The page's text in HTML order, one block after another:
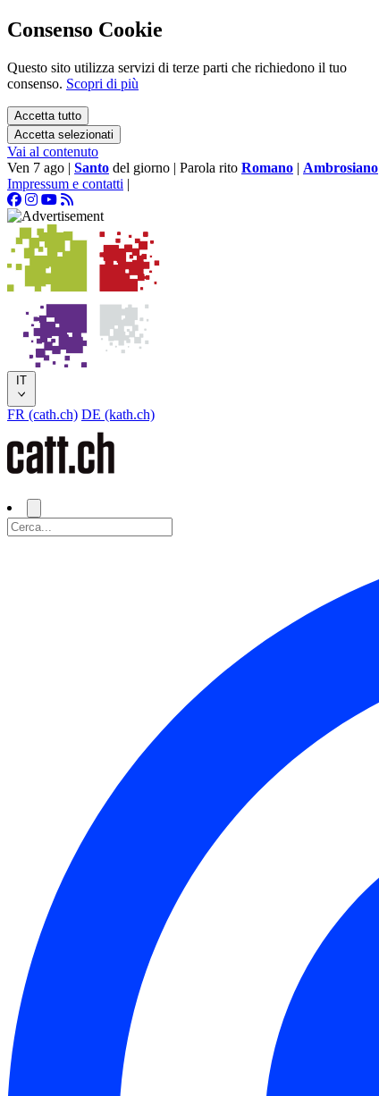
Consenso Cookie
Questo sito utilizza servizi di terze parti che richiedono il tuo
consenso. Scopri di più
Accetta tutto
Accetta selezionati
Vai al contenuto
Ven 7 ago | Santo del giorno | Parola rito Romano | Ambrosiano
Impressum e contatti |
IT
FR (cath.ch) DE (kath.ch)